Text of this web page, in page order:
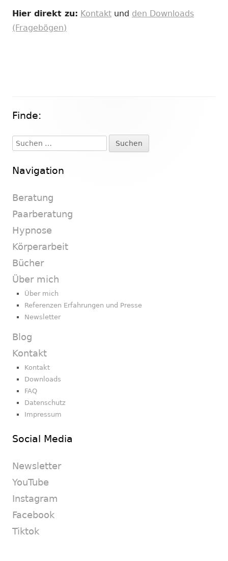
Hier direkt zu: Kontakt und den Downloads
(Fragebögen)
Haupt-
Seitenleiste
Finde:
Suchen
nach:
Navigation
Beratung
Paarberatung
Hypnose
Körperarbeit
Bücher
Über mich
Über mich
Referenzen Erfahrungen und Presse
Newsletter
Blog
Kontakt
Kontakt
Downloads
FAQ
Datenschutz
Impressum
Social Media
Newsletter
YouTube
Instagram
Facebook
Tiktok